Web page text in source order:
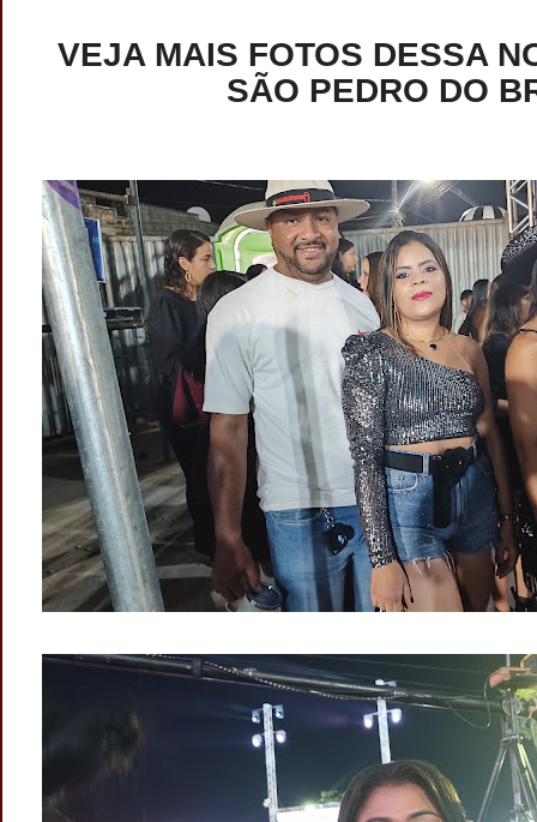
VEJA MAIS FOTOS DESSA
SÃO PEDRO DO